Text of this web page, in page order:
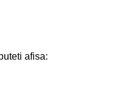
afisa: